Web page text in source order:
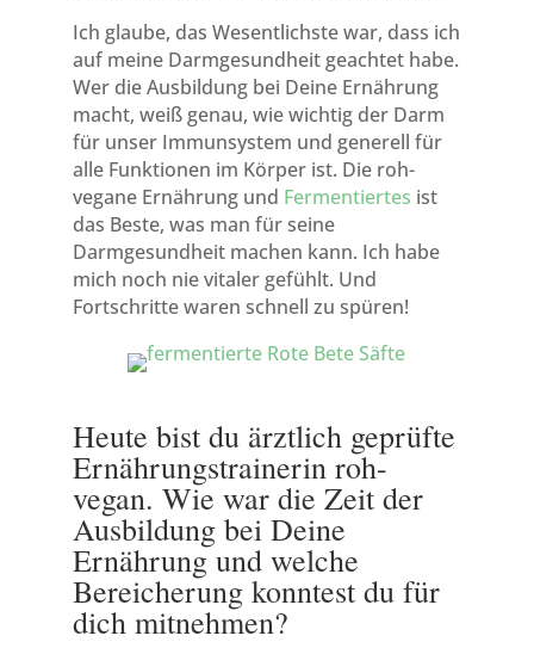
Ich glaube, das Wesentlichste war, dass ich
auf meine Darmgesundheit geachtet habe.
Wer die Ausbildung bei Deine Ernährung
macht, weiß genau, wie wichtig der Darm
für unser Immunsystem und generell für
alle Funktionen im Körper ist. Die roh-
vegane Ernährung und Fermentiertes ist
das Beste, was man für seine
Darmgesundheit machen kann. Ich habe
mich noch nie vitaler gefühlt. Und
Fortschritte waren schnell zu spüren!
Heute bist du ärztlich geprüfte
Ernährungstrainerin roh-
vegan. Wie war die Zeit der
Ausbildung bei Deine
Ernährung und welche
Bereicherung konntest du für
dich mitnehmen?